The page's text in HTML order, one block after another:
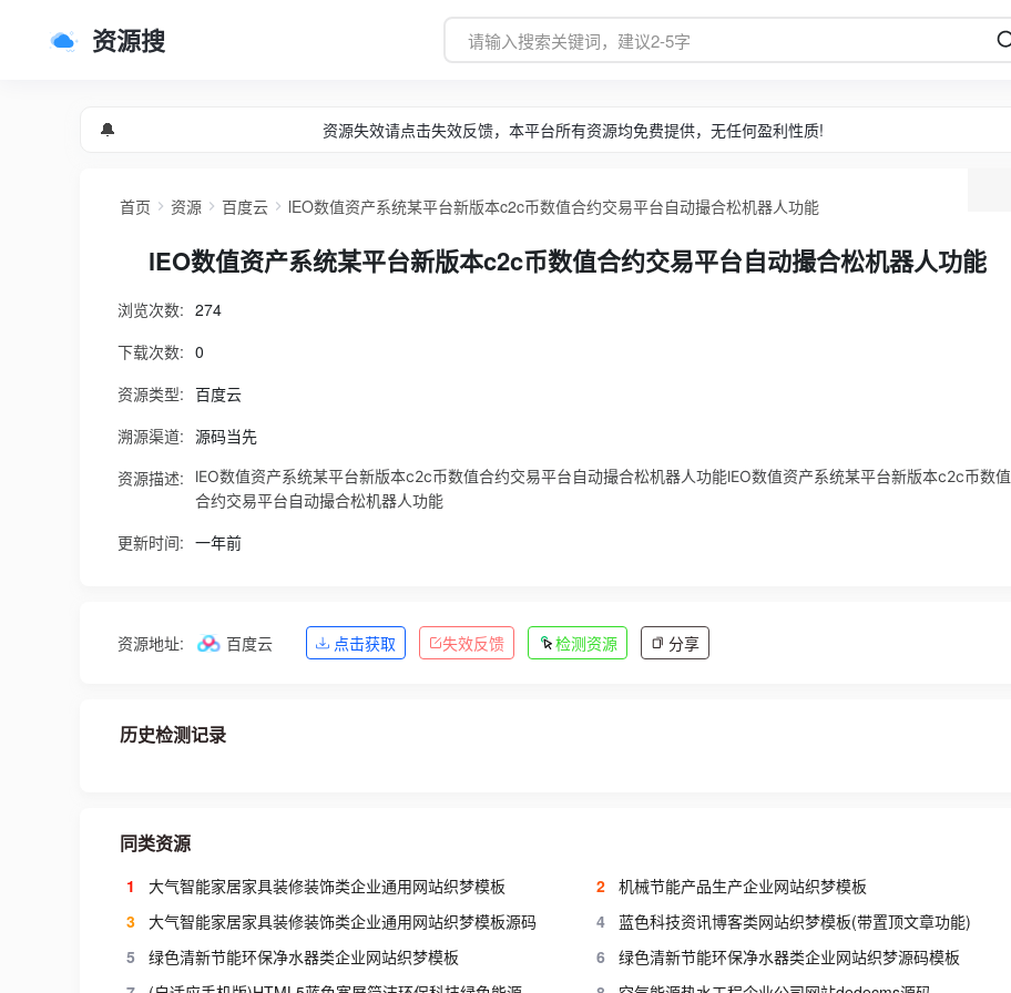
资源搜
🔔 资源失效请点击失效反馈，本平台所有资源均免费提供，无任何盈利性质!
首页 资源 百度云 lEO数值资产系统某平台新版本c2c币数值合约交易平台自动撮合松机器人功能
lEO数值资产系统某平台新版本c2c币数值合约交易平台自动撮合松机器人功能
浏览次数: 274
下载次数: 0
资源类型: 百度云
溯源渠道: 源码当先
资源描述:
lEO数值资产系统某平台新版本c2c币数值合约交易平台自动撮合松机器人功能lEO数值资产系统某平台新版本c2c币数值
合约交易平台自动撮合松机器人功能
更新时间: 一年前
资源地址: 百度云 点击获取 失效反馈 检测资源 分享
历史检测记录
同类资源
1 大气智能家居家具装修装饰类企业通用网站织梦模板 2 机械节能产品生产企业网站织梦模板
3 大气智能家居家具装修装饰类企业通用网站织梦模板源码 4 蓝色科技资讯博客类网站织梦模板(带置顶文章功能)
5
绿色清新节能环保净水器类企业网站织梦模板 6 绿色清新节能环保净水器类企业网站织梦源码模板